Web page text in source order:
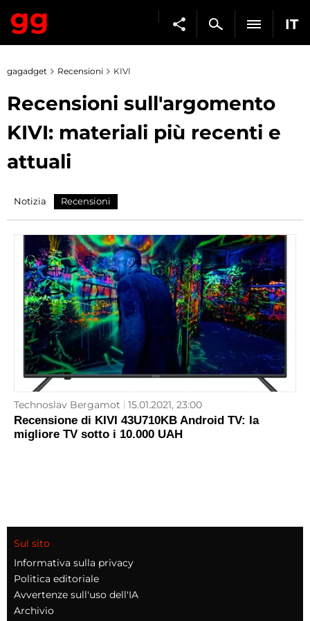
IT
gagadget Recensioni KIVI
Recensioni sull'argomento
KIVI: materiali più recenti e
attuali
Notizia Recensioni
Technoslav Bergamot 15.01.2021, 23:00
Recensione di KIVI 43U710KB Android TV: la
migliore TV sotto i 10.000 UAH
Sul sito
Informativa sulla privacy
Politica editoriale
Avvertenze sull'uso dell'IA
Archivio